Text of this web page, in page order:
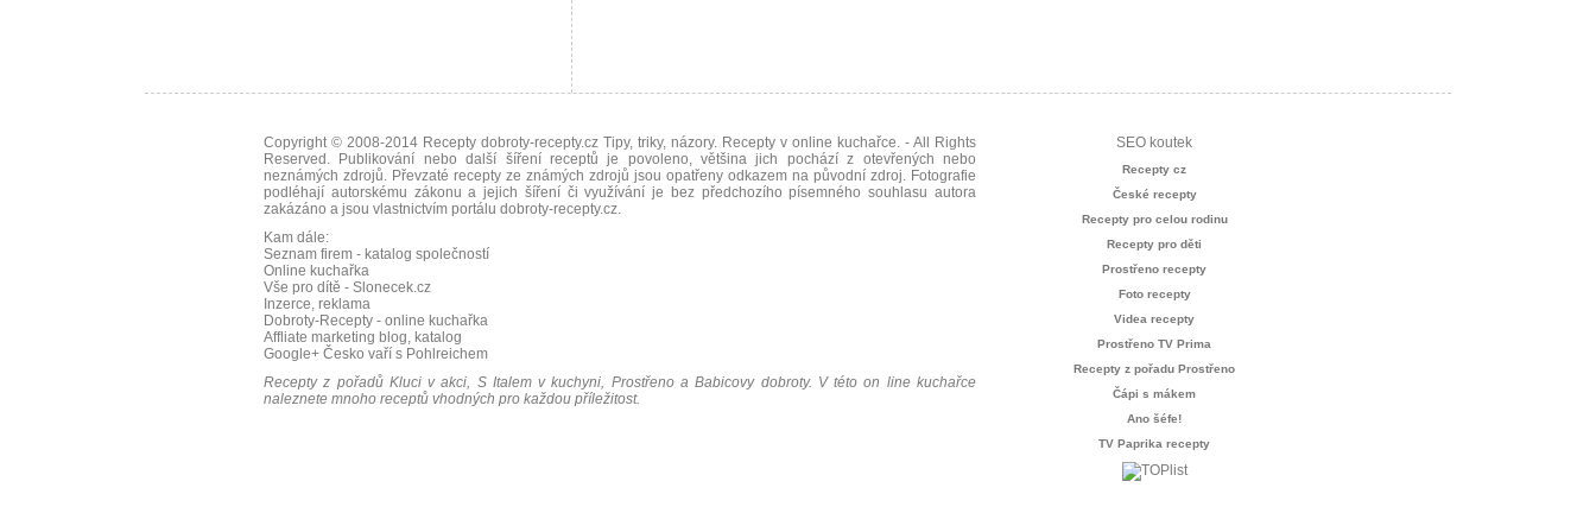
Copyright © 2008-2014 Recepty dobroty-recepty.cz Tipy, triky, názory. Recepty v online kuchařce. - All Rights
Reserved. Publikování nebo další šíření receptů je povoleno, většina jich pochází z otevřených nebo
neznámých zdrojů. Převzaté recepty ze známých zdrojů jsou opatřeny odkazem na původní zdroj. Fotografie
podléhají autorskému zákonu a jejich šíření či využívání je bez předchozího písemného souhlasu autora
zakázáno a jsou vlastnictvím portálu dobroty-recepty.cz.
Kam dále:
Seznam firem - katalog společností
Online kuchařka
Vše pro dítě - Slonecek.cz
Inzerce, reklama
Dobroty-Recepty - online kuchařka
Affliate marketing blog, katalog
Google+ Česko vaří s Pohlreichem
Recepty z pořadů Kluci v akci, S Italem v kuchyni, Prostřeno a Babicovy dobroty. V této on line kuchařce
naleznete mnoho receptů vhodných pro každou příležitost.
SEO koutek
Recepty cz
České recepty
Recepty pro celou rodinu
Recepty pro děti
Prostřeno recepty
Foto recepty
Videa recepty
Prostřeno TV Prima
Recepty z pořadu Prostřeno
Čápi s mákem
Ano šéfe!
TV Paprika recepty